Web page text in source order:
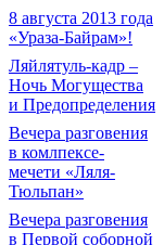
8 августа 2013 года
«Ураза-Байрам»!
Ляйлятуль-кадр –
Ночь Могущества
и Предопределения
Вечера разговения
в комлпексе-
мечети «Ляля-
Тюльпан»
Вечера разговения
в Первой соборной